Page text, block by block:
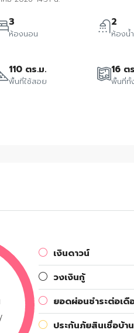
3
ห้องนอน
2
ห้องน้ำ
110 ตร.ม.
พื้นที่ใช้สอย
16 ต
พื้นที่ทั้
เงินดาวน์
วงเงินกู้
ยอดผ่อนชำระต่อเดื
ประกันภัยสินเชื่อบ้าน